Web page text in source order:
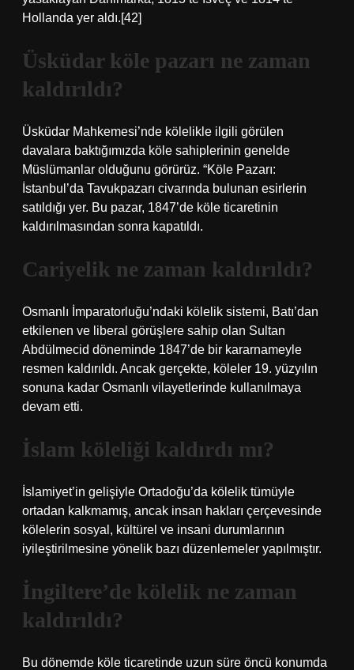
Hollanda yer aldı.[42]
Üsküdar köle pazarı ne zaman
kaldırıldı?
Üsküdar Mahkemesi’nde kölelikle ilgili görülen
davalara baktığımızda köle sahiplerinin genelde
Müslümanlar olduğunu görürüz. “Köle Pazarı:
İstanbul’da Tavukpazarı civarında bulunan esirlerin
satıldığı yer. Bu pazar, 1847’de köle ticaretinin
kaldırılmasından sonra kapatıldı.
Cariyelik ne zaman kaldırıldı?
Osmanlı İmparatorluğu’ndaki kölelik sistemi, Batı’dan
etkilenen ve liberal görüşlere sahip olan Sultan
Abdülmecid döneminde 1847’de bir kararnameyle
resmen kaldırıldı. Ancak gerçekte, köleler 19. yüzyılın
sonuna kadar Osmanlı vilayetlerinde kullanılmaya
devam etti.
İslam köleliği kaldırdı mı?
İslamiyet’in gelişiyle Ortadoğu’da kölelik tümüyle
ortadan kalkmamış, ancak insan hakları çerçevesinde
kölelerin sosyal, kültürel ve insani durumlarının
iyileştirilmesine yönelik bazı düzenlemeler yapılmıştır.
İngiltere’de kölelik ne zaman
kaldırıldı?
Bu dönemde köle ticaretinde uzun süre öncü konumda